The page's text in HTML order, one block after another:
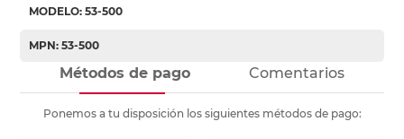
MODELO: 53-500
MPN: 53-500
Métodos de pago Comentarios
Ponemos a tu disposición los siguientes métodos de pago: